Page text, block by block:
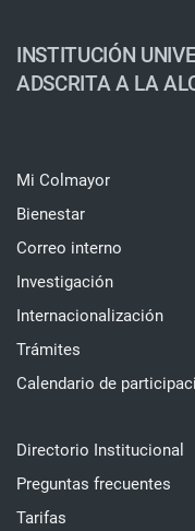
INSTITUCIÓN
ADSCRITA A LA
Mi Colmayor
Bienestar
Correo interno
Investigación
Internacionalización
Trámites
Calendario de
Directorio Institucional
Preguntas frecuentes
Tarifas